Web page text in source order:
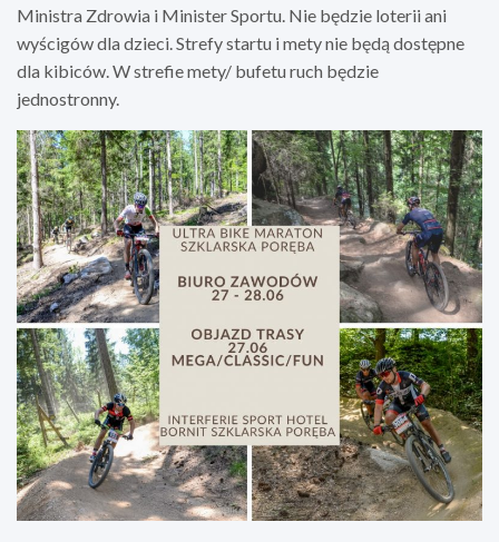
Ministra Zdrowia i Minister Sportu. Nie będzie loterii ani
wyścigów dla dzieci. Strefy startu i mety nie będą dostępne
dla kibiców. W strefie mety/ bufetu ruch będzie
jednostronny.